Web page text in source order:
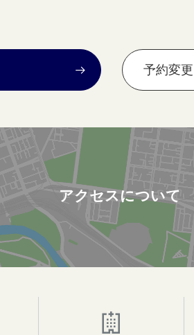
予約変更
アクセスについて